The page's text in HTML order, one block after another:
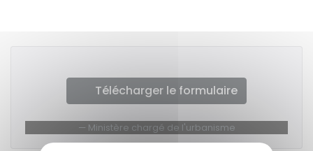
Télécharger le formulaire
Ministère chargé de l'urbanisme